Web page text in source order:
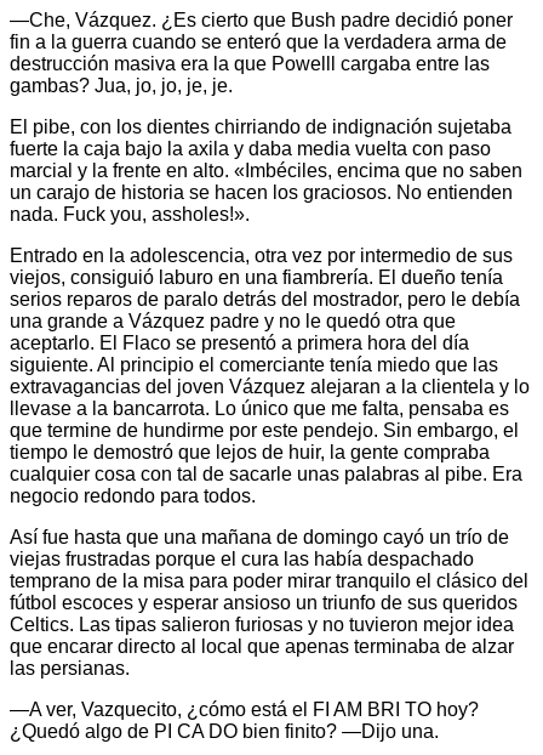
—Che, Vázquez. ¿Es cierto que Bush padre decidió poner
fin a la guerra cuando se enteró que la verdadera arma de
destrucción masiva era la que Powelll cargaba entre las
gambas? Jua, jo, jo, je, je.
El pibe, con los dientes chirriando de indignación sujetaba
fuerte la caja bajo la axila y daba media vuelta con paso
marcial y la frente en alto. «Imbéciles, encima que no saben
un carajo de historia se hacen los graciosos. No entienden
nada. Fuck you, assholes!».
Entrado en la adolescencia, otra vez por intermedio de sus
viejos, consiguió laburo en una fiambrería. El dueño tenía
serios reparos de paralo detrás del mostrador, pero le debía
una grande a Vázquez padre y no le quedó otra que
aceptarlo. El Flaco se presentó a primera hora del día
siguiente. Al principio el comerciante tenía miedo que las
extravagancias del joven Vázquez alejaran a la clientela y lo
llevase a la bancarrota. Lo único que me falta, pensaba es
que termine de hundirme por este pendejo. Sin embargo, el
tiempo le demostró que lejos de huir, la gente compraba
cualquier cosa con tal de sacarle unas palabras al pibe. Era
negocio redondo para todos.
Así fue hasta que una mañana de domingo cayó un trío de
viejas frustradas porque el cura las había despachado
temprano de la misa para poder mirar tranquilo el clásico del
fútbol escoces y esperar ansioso un triunfo de sus queridos
Celtics. Las tipas salieron furiosas y no tuvieron mejor idea
que encarar directo al local que apenas terminaba de alzar
las persianas.
—A ver, Vazquecito, ¿cómo está el FI AM BRI TO hoy?
¿Quedó algo de PI CA DO bien finito? —Dijo una.